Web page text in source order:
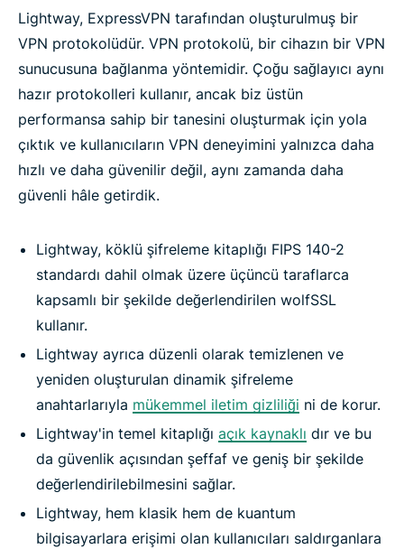
Lightway, ExpressVPN tarafından oluşturulmuş bir
VPN protokolüdür. VPN protokolü, bir cihazın bir VPN
sunucusuna bağlanma yöntemidir. Çoğu sağlayıcı aynı
hazır protokolleri kullanır, ancak biz üstün
performansa sahip bir tanesini oluşturmak için yola
çıktık ve kullanıcıların VPN deneyimini yalnızca daha
hızlı ve daha güvenilir değil, aynı zamanda daha
güvenli hâle getirdik.
Lightway, köklü şifreleme kitaplığı FIPS 140-2
standardı dahil olmak üzere üçüncü taraflarca
kapsamlı bir şekilde değerlendirilen wolfSSL
kullanır.
Lightway ayrıca düzenli olarak temizlenen ve
yeniden oluşturulan dinamik şifreleme
anahtarlarıyla mükemmel iletim gizliliği ni de korur.
Lightway'in temel kitaplığı açık kaynaklı dır ve bu
da güvenlik açısından şeffaf ve geniş bir şekilde
değerlendirilebilmesini sağlar.
Lightway, hem klasik hem de kuantum
bilgisayarlara erişimi olan kullanıcıları saldırganlara